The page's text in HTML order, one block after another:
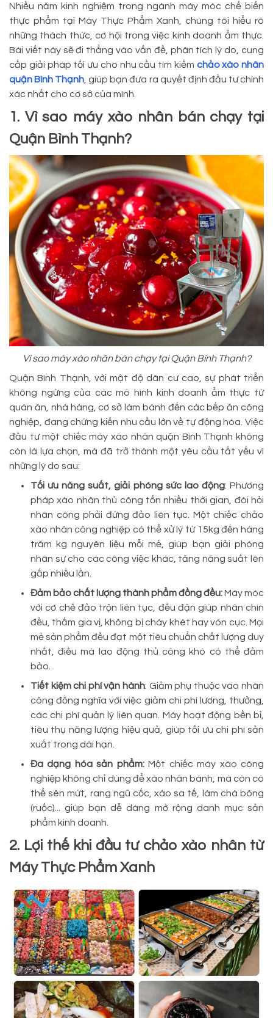
Nhiều năm kinh nghiệm trong ngành máy móc chế biến
thực phẩm tại Máy Thực Phẩm Xanh, chúng tôi hiểu rõ
những thách thức, cơ hội trong việc kinh doanh ẩm thực.
Bài viết này sẽ đi thẳng vào vấn đề, phân tích lý do, cung
cấp giải pháp tối ưu cho nhu cầu tìm kiếm chảo xào nhân
quận Bình Thạnh , giúp bạn đưa ra quyết định đầu tư chính
xác nhất cho cơ sở của mình.
1. Vì sao máy xào nhân bán chạy tại
Quận Bình Thạnh?
Vì sao máy xào nhân bán chạy tại Quận Bình Thạnh?
Quận Bình Thạnh, với mật độ dân cư cao, sự phát triển
không ngừng của các mô hình kinh doanh ẩm thực từ
quán ăn, nhà hàng, cơ sở làm bánh đến các bếp ăn công
nghiệp, đang chứng kiến nhu cầu lớn về tự động hóa. Việc
đầu tư một chiếc máy xào nhân quận Bình Thạnh không
còn là lựa chọn, mà đã trở thành một yêu cầu tất yếu vì
những lý do sau:
Tối ưu năng suất, giải phóng sức lao động: Phương
pháp xào nhân thủ công tốn nhiều thời gian, đòi hỏi
nhân công phải đứng đảo liên tục. Một chiếc chảo
xào nhân công nghiệp có thể xử lý từ 15kg đến hàng
trăm kg nguyên liệu mỗi mẻ, giúp bạn giải phóng
nhân sự cho các công việc khác, tăng năng suất lên
gấp nhiều lần.
Đảm bảo chất lượng thành phẩm đồng đều:Máy móc
với cơ chế đảo trộn liên tục, đều đặn giúp nhân chín
đều, thấm gia vị, không bị cháy khét hay vón cục. Mọi
mẻ sản phẩm đều đạt một tiêu chuẩn chất lượng duy
nhất, điều mà lao động thủ công khó có thể đảm
bảo.
Tiết kiệm chi phí vận hành: Giảm phụ thuộc vào nhân
công đồng nghĩa với việc giảm chi phí lương, thưởng,
các chi phí quản lý liên quan. Máy hoạt động bền bỉ,
tiêu thụ năng lượng hiệu quả, giúp tối ưu chi phí sản
xuất trong dài hạn.
Đa dạng hóa sản phẩm:Một chiếc máy xào công
nghiệp không chỉ dùng để xào nhân bánh, mà còn có
thể sên mứt, rang ngũ cốc, xào sa tế, làm chà bông
(ruốc)... giúp bạn dễ dàng mở rộng danh mục sản
phẩm kinh doanh.
2. Lợi thế khi đầu tư chảo xào nhân từ
Máy Thực Phẩm Xanh